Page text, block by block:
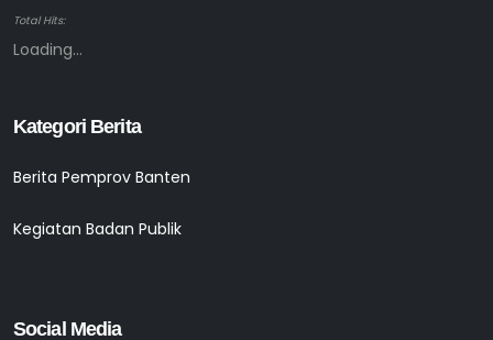
Total Hits:
Loading...
Kategori Berita
Berita Pemprov Banten
Kegiatan Badan Publik
Social Media